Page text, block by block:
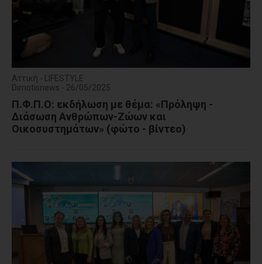
Αττική - LIFESTYLE
Dimotisnews - 26/05/2025
Π.Φ.Π.Ο: εκδήλωση με θέμα: «Πρόληψη -
Διάσωση Ανθρώπων-Ζώων και
Οικοσυστημάτων» (φώτο - βίντεο)